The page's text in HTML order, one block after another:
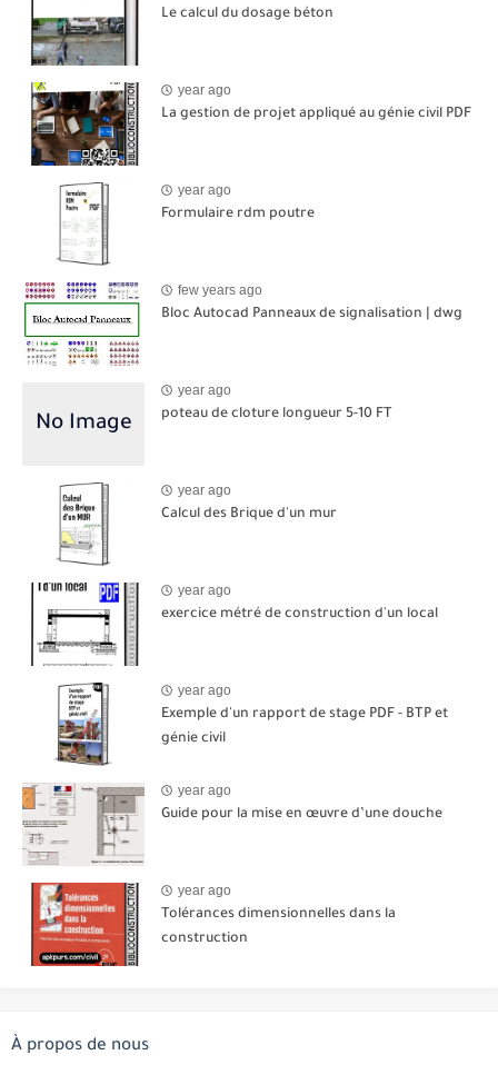
Le calcul du dosage béton
year ago
La gestion de projet appliqué au génie civil PDF
year ago
Formulaire rdm poutre
few years ago
Bloc Autocad Panneaux de signalisation | dwg
year ago
poteau de cloture longueur 5-10 FT
year ago
Calcul des Brique d'un mur
year ago
exercice métré de construction d'un local
year ago
Exemple d'un rapport de stage PDF - BTP et
génie civil
year ago
Guide pour la mise en œuvre d’une douche
year ago
Tolérances dimensionnelles dans la
construction
À propos de nous